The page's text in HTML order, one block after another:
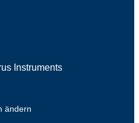
Instruments
ändern